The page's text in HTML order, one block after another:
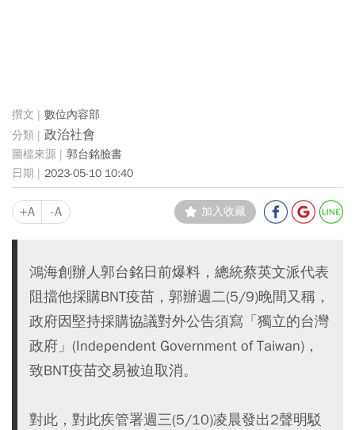
數位內容部
政治社會
郭台銘臉書
2023-05-10 10:40
+A -A 加入收藏
鴻海創辦人郭台銘日前爆料，總統蔡英文派代表
阻擋他採購BNT疫苗，郭辦週二(5/9)晚間又稱，
政府因堅持採購協議對外公告須寫「獨立的台灣
政府」(Independent Government of Taiwan)，
致BNT疫苗交易被迫取消。
對此，對此疾管署週三(5/10)凌晨發出2聲明駁